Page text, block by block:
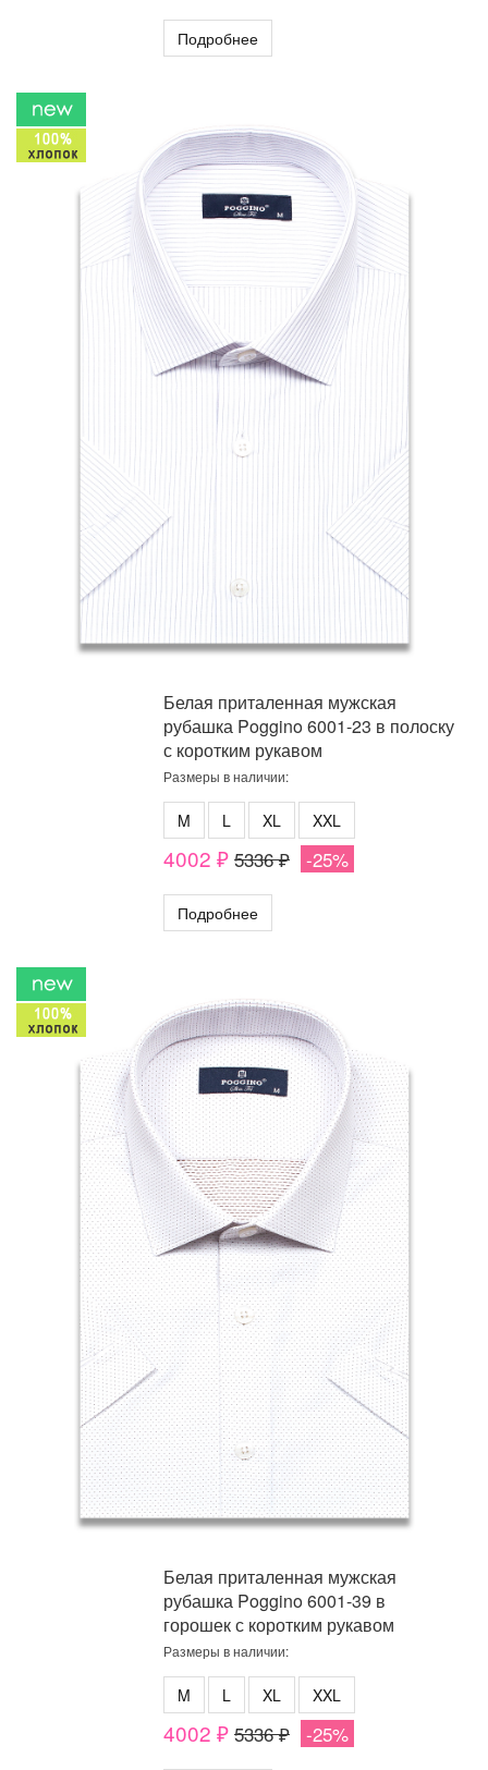
Подробнее
Белая приталенная мужская
рубашка Poggino 6001-23 в полоску
с коротким рукавом
Размеры в наличии:
M L XL XXL
4002 ₽ 5336 ₽ -25%
Подробнее
Белая приталенная мужская
рубашка Poggino 6001-39 в
горошек с коротким рукавом
Размеры в наличии:
M L XL XXL
4002 ₽ 5336 ₽ -25%